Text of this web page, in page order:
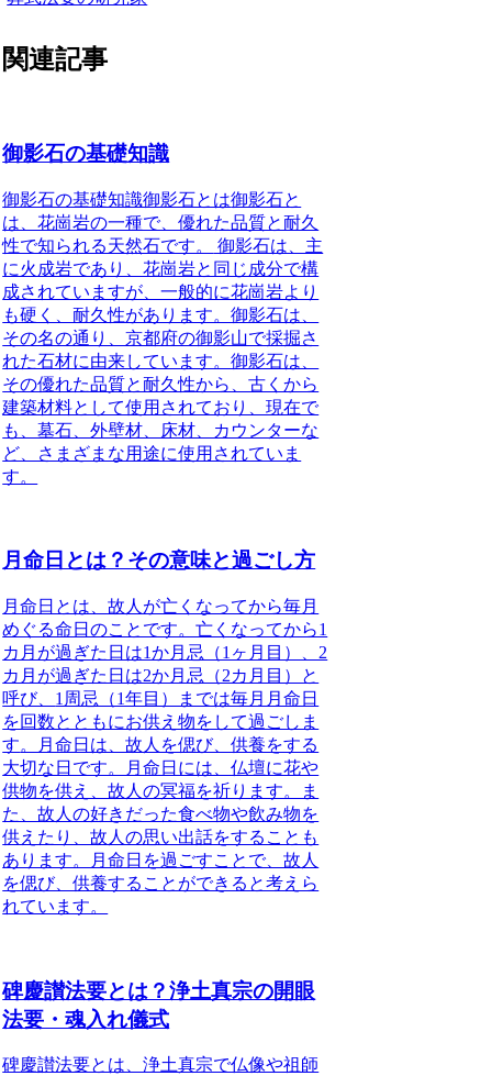
関連記事
御影石の基礎知識
御影石の基礎知識御影石とは御影石と
は、花崗岩の一種で、優れた品質と耐久
性で知られる天然石です。
御影石は、主
に火成岩であり、花崗岩と同じ成分で構
成されていますが、一般的に花崗岩より
も硬く、耐久性があります。御影石は、
その名の通り、京都府の御影山で採掘さ
れた石材に由来しています。御影石は、
その優れた品質と耐久性から、古くから
建築材料として使用されており、現在で
も、墓石、外壁材、床材、カウンターな
ど、さまざまな用途に使用されていま
す。
月命日とは？その意味と過ごし方
月命日とは、故人が亡くなってから毎月
めぐる命日のことです。亡くなってから1
カ月が過ぎた日は1か月忌（1ヶ月目）、2
カ月が過ぎた日は2か月忌（2カ月目）と
呼び、 1周忌（1年目）までは毎月月命日
を回数とともにお供え物をして過ごしま
す。月命日は、故人を偲び、供養をする
大切な日です。月命日には、仏壇に花や
供物を供え、故人の冥福を祈ります。ま
た、故人の好きだった食べ物や飲み物を
供えたり、故人の思い出話をすることも
あります。月命日を過ごすことで、故人
を偲び、供養することができると考えら
れています。
碑慶讃法要とは？浄土真宗の開眼
法要・魂入れ儀式
碑慶讃法要とは、浄土真宗で仏像や祖師